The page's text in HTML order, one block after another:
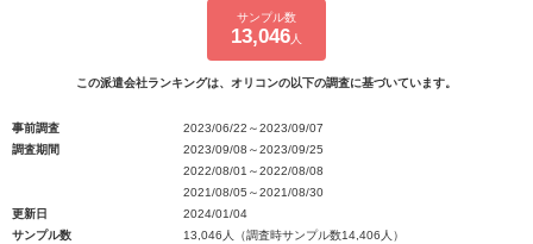
サンプル数
13,046 人
この派遣会社ランキングは、オリコンの以下の調査に基づいています。
事前調査
2023/06/22～2023/09/07
調査期間
2023/09/08～2023/09/25
2022/08/01～2022/08/08
2021/08/05～2021/08/30
更新日
2024/01/04
サンプル数
13,046人（調査時サンプル数14,406人）